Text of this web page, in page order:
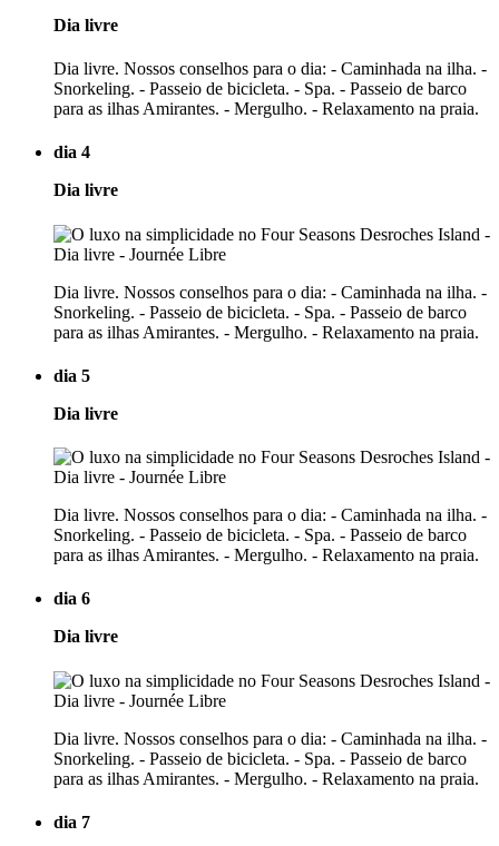
Dia livre
Dia livre. Nossos conselhos para o dia: - Caminhada na ilha. -
Snorkeling. - Passeio de bicicleta. - Spa. - Passeio de barco
para as ilhas Amirantes. - Mergulho. - Relaxamento na praia.
dia 4
Dia livre
Dia livre. Nossos conselhos para o dia: - Caminhada na ilha. -
Snorkeling. - Passeio de bicicleta. - Spa. - Passeio de barco
para as ilhas Amirantes. - Mergulho. - Relaxamento na praia.
dia 5
Dia livre
Dia livre. Nossos conselhos para o dia: - Caminhada na ilha. -
Snorkeling. - Passeio de bicicleta. - Spa. - Passeio de barco
para as ilhas Amirantes. - Mergulho. - Relaxamento na praia.
dia 6
Dia livre
Dia livre. Nossos conselhos para o dia: - Caminhada na ilha. -
Snorkeling. - Passeio de bicicleta. - Spa. - Passeio de barco
para as ilhas Amirantes. - Mergulho. - Relaxamento na praia.
dia 7